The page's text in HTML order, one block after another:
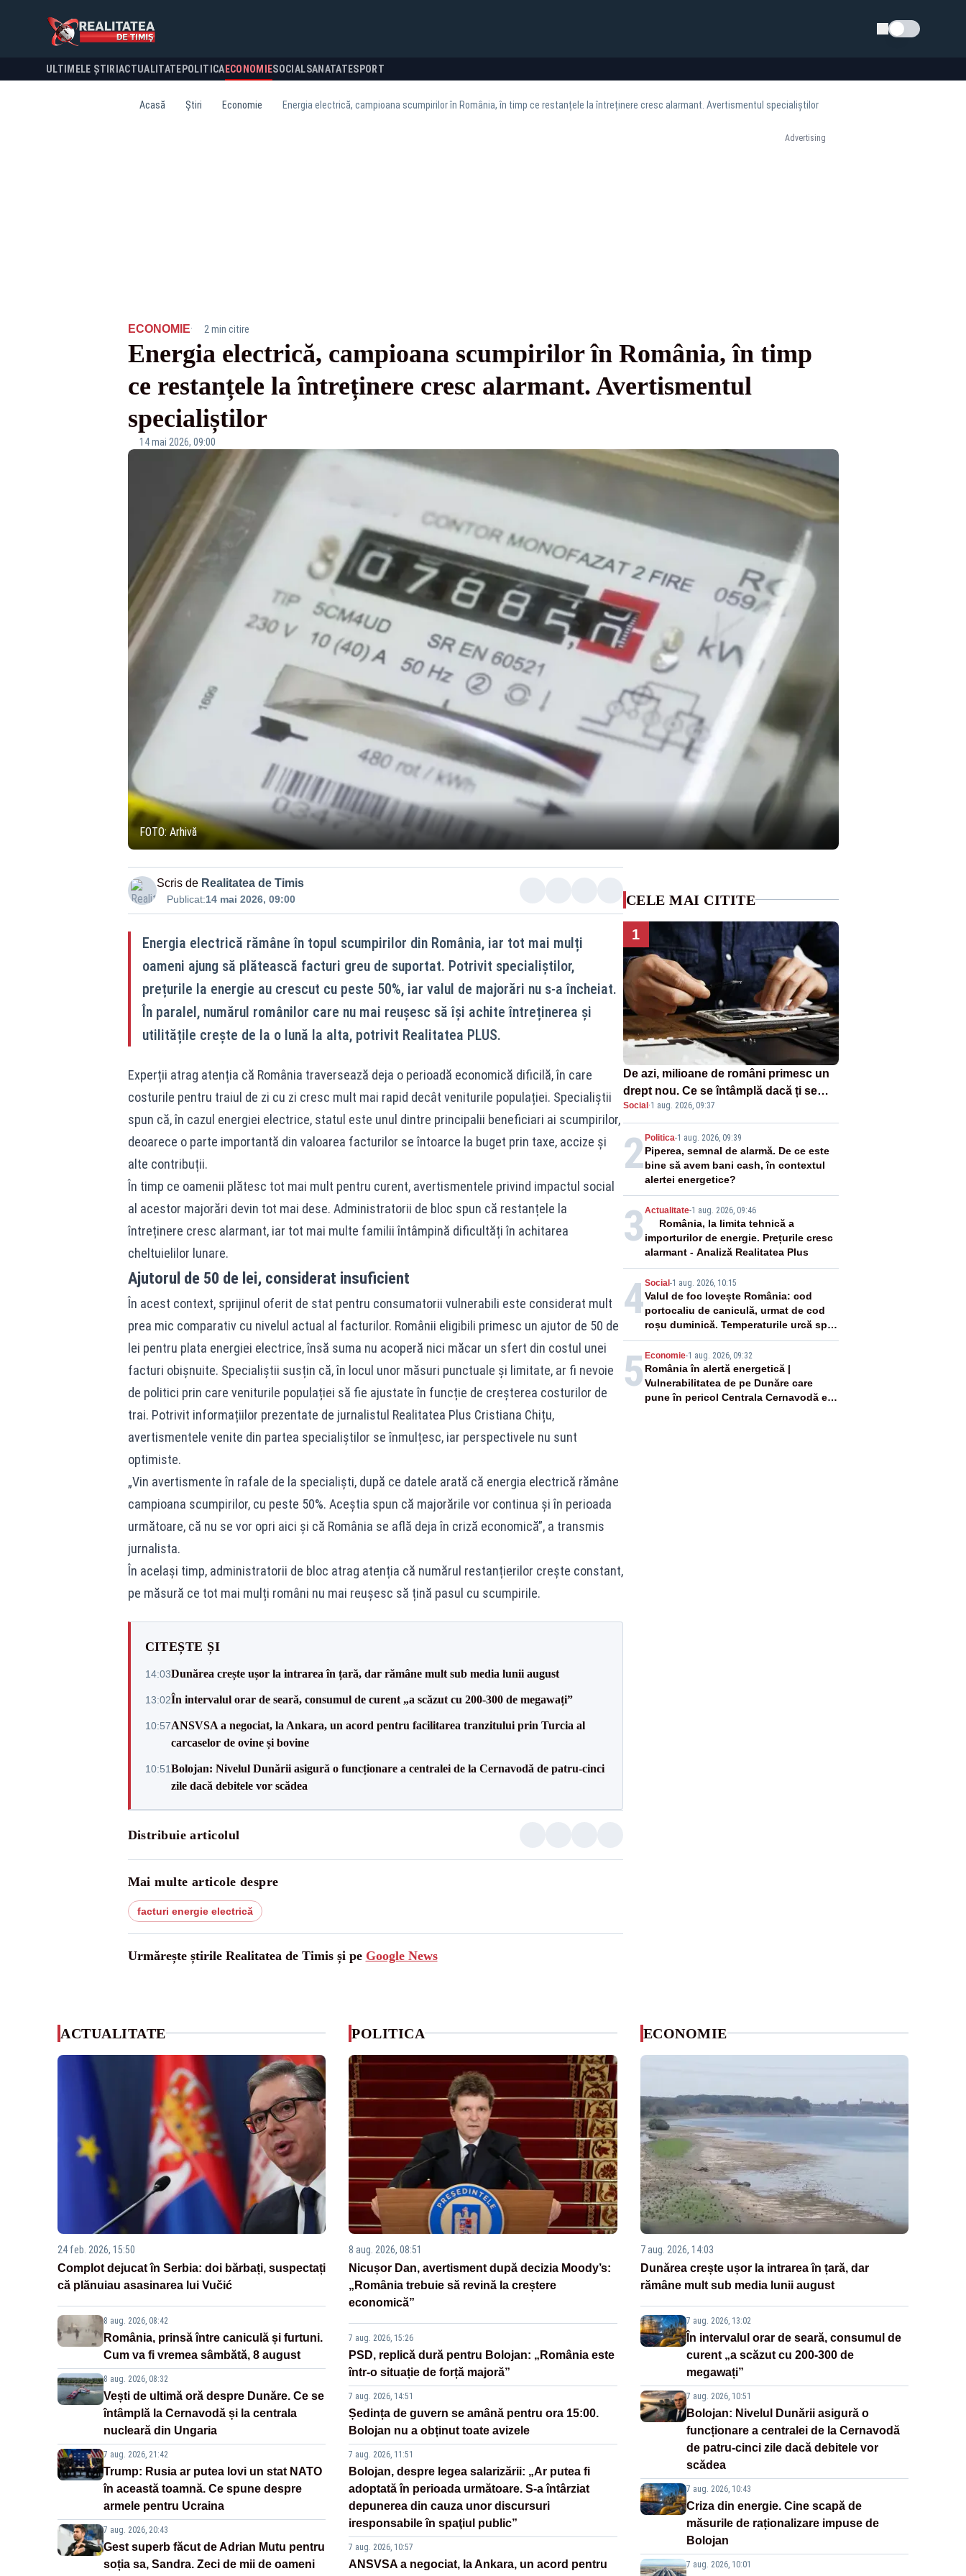
Schimba tema
ULTIMELE ȘTIRI ACTUALITATE POLITICA ECONOMIESOCIALSANATATESPORT
Acasă Știri Economie Energia electrică, campioana scumpirilor în România, în timp ce restanțele la întreținere cresc alarmant. Avertismentul specialiștilor
Advertising
ECONOMIE· 2 min citire
Energia electrică, campioana scumpirilor în România, în timp
ce restanțele la întreținere cresc alarmant. Avertismentul
specialiștilor
14 mai 2026, 09:00
FOTO: Arhivă
Scris de Realitatea de Timis
Publicat:14 mai 2026, 09:00
Energia electrică rămâne în topul scumpirilor din România, iar tot mai mulți
oameni ajung să plătească facturi greu de suportat. Potrivit specialiștilor,
prețurile la energie au crescut cu peste 50%, iar valul de majorări nu s-a încheiat.
În paralel, numărul românilor care nu mai reușesc să își achite întreținerea și
utilitățile crește de la o lună la alta, potrivit Realitatea PLUS.
Experții atrag atenția că România traversează deja o perioadă economică dificilă, în care
costurile pentru traiul de zi cu zi cresc mult mai rapid decât veniturile populației. Specialiștii
spun că, în cazul energiei electrice, statul este unul dintre principalii beneficiari ai scumpirilor,
deoarece o parte importantă din valoarea facturilor se întoarce la buget prin taxe, accize și
alte contribuții.
În timp ce oamenii plătesc tot mai mult pentru curent, avertismentele privind impactul social
al acestor majorări devin tot mai dese. Administratorii de bloc spun că restanțele la
întreținere cresc alarmant, iar tot mai multe familii întâmpină dificultăți în achitarea
cheltuielilor lunare.
Ajutorul de 50 de lei, considerat insuficient
În acest context, sprijinul oferit de stat pentru consumatorii vulnerabili este considerat mult
prea mic comparativ cu nivelul actual al facturilor. Românii eligibili primesc un ajutor de 50 de
lei pentru plata energiei electrice, însă suma nu acoperă nici măcar un sfert din costul unei
facturi obișnuite. Specialiștii susțin că, în locul unor măsuri punctuale și limitate, ar fi nevoie
de politici prin care veniturile populației să fie ajustate în funcție de creșterea costurilor de
trai. Potrivit informațiilor prezentate de jurnalistul Realitatea Plus Cristiana Chițu,
avertismentele venite din partea specialiștilor se înmulțesc, iar perspectivele nu sunt
optimiste.
„Vin avertismente în rafale de la specialiști, după ce datele arată că energia electrică rămâne
campioana scumpirilor, cu peste 50%. Aceștia spun că majorările vor continua și în perioada
următoare, că nu se vor opri aici și că România se află deja în criză economică”, a transmis
jurnalista.
În același timp, administratorii de bloc atrag atenția că numărul restanțierilor crește constant,
pe măsură ce tot mai mulți români nu mai reușesc să țină pasul cu scumpirile.
CITEȘTE ȘI
14:03Dunărea crește ușor la intrarea în țară, dar rămâne mult sub media lunii august
13:02În intervalul orar de seară, consumul de curent „a scăzut cu 200-300 de megawați”
10:57ANSVSA a negociat, la Ankara, un acord pentru facilitarea tranzitului prin Turcia al
carcaselor de ovine și bovine
10:51Bolojan: Nivelul Dunării asigură o funcționare a centralei de la Cernavodă de patru-cinci
zile dacă debitele vor scădea
Distribuie articolul
Mai multe articole despre
facturi energie electrică
Urmărește știrile Realitatea de Timis și pe Google News
CELE MAI CITITE
1
De azi, milioane de români primesc un
drept nou. Ce se întâmplă dacă ți se
strică un produs
Social·1 aug. 2026, 09:37
2Politica-1 aug. 2026, 09:39
Piperea, semnal de alarmă. De ce este
bine să avem bani cash, în contextul
alertei energetice?
3 Actualitate-1 aug. 2026, 09:46
România, la limita tehnică a
importurilor de energie. Prețurile cresc
alarmant - Analiză Realitatea Plus
4Social-1 aug. 2026, 10:15
Valul de foc lovește România: cod
portocaliu de caniculă, urmat de cod
roșu duminică. Temperaturile urcă spre
40°C
5 Economie-1 aug. 2026, 09:32
România în alertă energetică |
Vulnerabilitatea de pe Dunăre care
pune în pericol Centrala Cernavodă era
ACTUALITATE
24 feb. 2026, 15:50
Complot dejucat în Serbia: doi bărbați, suspectați
că plănuiau asasinarea lui Vučić
8 aug. 2026, 08:42
România, prinsă între caniculă și furtuni.
Cum va fi vremea sâmbătă, 8 august
8 aug. 2026, 08:32
Vești de ultimă oră despre Dunăre. Ce se
întâmplă la Cernavodă și la centrala
nucleară din Ungaria
7 aug. 2026, 21:42
Trump: Rusia ar putea lovi un stat NATO
în această toamnă. Ce spune despre
armele pentru Ucraina
7 aug. 2026, 20:43
Gest superb făcut de Adrian Mutu pentru
soția sa, Sandra. Zeci de mii de oameni
POLITICA
8 aug. 2026, 08:51
Nicușor Dan, avertisment după decizia Moody’s:
„România trebuie să revină la creștere
economică”
7 aug. 2026, 15:26
PSD, replică dură pentru Bolojan: „România este
într-o situație de forță majoră”
7 aug. 2026, 14:51
Ședința de guvern se amână pentru ora 15:00.
Bolojan nu a obținut toate avizele
7 aug. 2026, 11:51
Bolojan, despre legea salarizării: „Ar putea fi
adoptată în perioada următoare. S-a întârziat
depunerea din cauza unor discursuri
iresponsabile în spaţiul public”
7 aug. 2026, 10:57
ANSVSA a negociat, la Ankara, un acord pentru
ECONOMIE
7 aug. 2026, 14:03
Dunărea crește ușor la intrarea în țară, dar
rămâne mult sub media lunii august
7 aug. 2026, 13:02
În intervalul orar de seară, consumul de
curent „a scăzut cu 200-300 de
megawați”
7 aug. 2026, 10:51
Bolojan: Nivelul Dunării asigură o
funcționare a centralei de la Cernavodă
de patru-cinci zile dacă debitele vor
scădea
7 aug. 2026, 10:43
Criza din energie. Cine scapă de
măsurile de raționalizare impuse de
Bolojan
7 aug. 2026, 10:01